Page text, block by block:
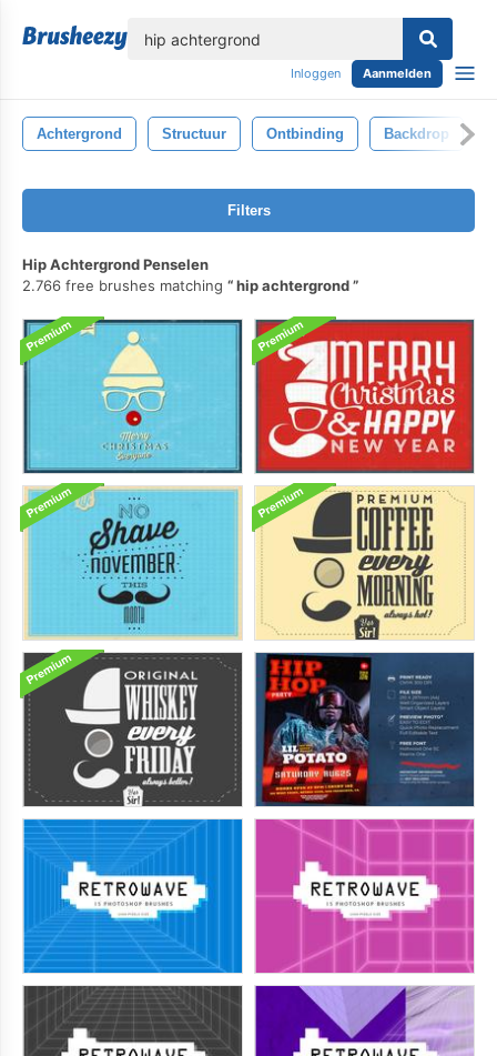
Inloggen Aanmelden
Achtergrond Structuur Ontbinding Backdrop
Filters
Hip Achtergrond Penselen
2.766 free brushes matching
hip achtergrond